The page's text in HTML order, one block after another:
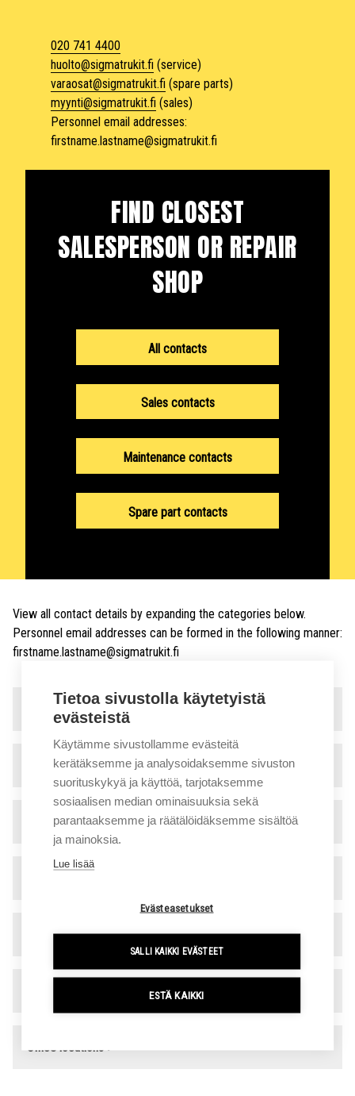
020 741 4400
huolto@sigmatrukit.fi (service)
varaosat@sigmatrukit.fi (spare parts)
myynti@sigmatrukit.fi (sales)
Personnel email addresses:
firstname.lastname@sigmatrukit.fi
FIND CLOSEST
SALESPERSON OR REPAIR
SHOP
All contacts
Sales contacts
Maintenance contacts
Spare part contacts
View all contact details by expanding the categories below.
Personnel email addresses can be formed in the following manner:
firstname.lastname@sigmatrukit.fi
Sales and rental
Service▾
Technical support▾
Company management▾
Office locations
Tietoa sivustolla käytetyistä
evästeistä
Käytämme sivustollamme evästeitä
kerätäksemme ja analysoidaksemme sivuston
suorituskykyä ja käyttöä, tarjotaksemme
sosiaalisen median ominaisuuksia sekä
parantaaksemme ja räätälöidäksemme sisältöä
ja mainoksia.
Lue lisää
Evästeasetukset
SALLI KAIKKI EVÄSTEET
ESTÄ KAIKKI